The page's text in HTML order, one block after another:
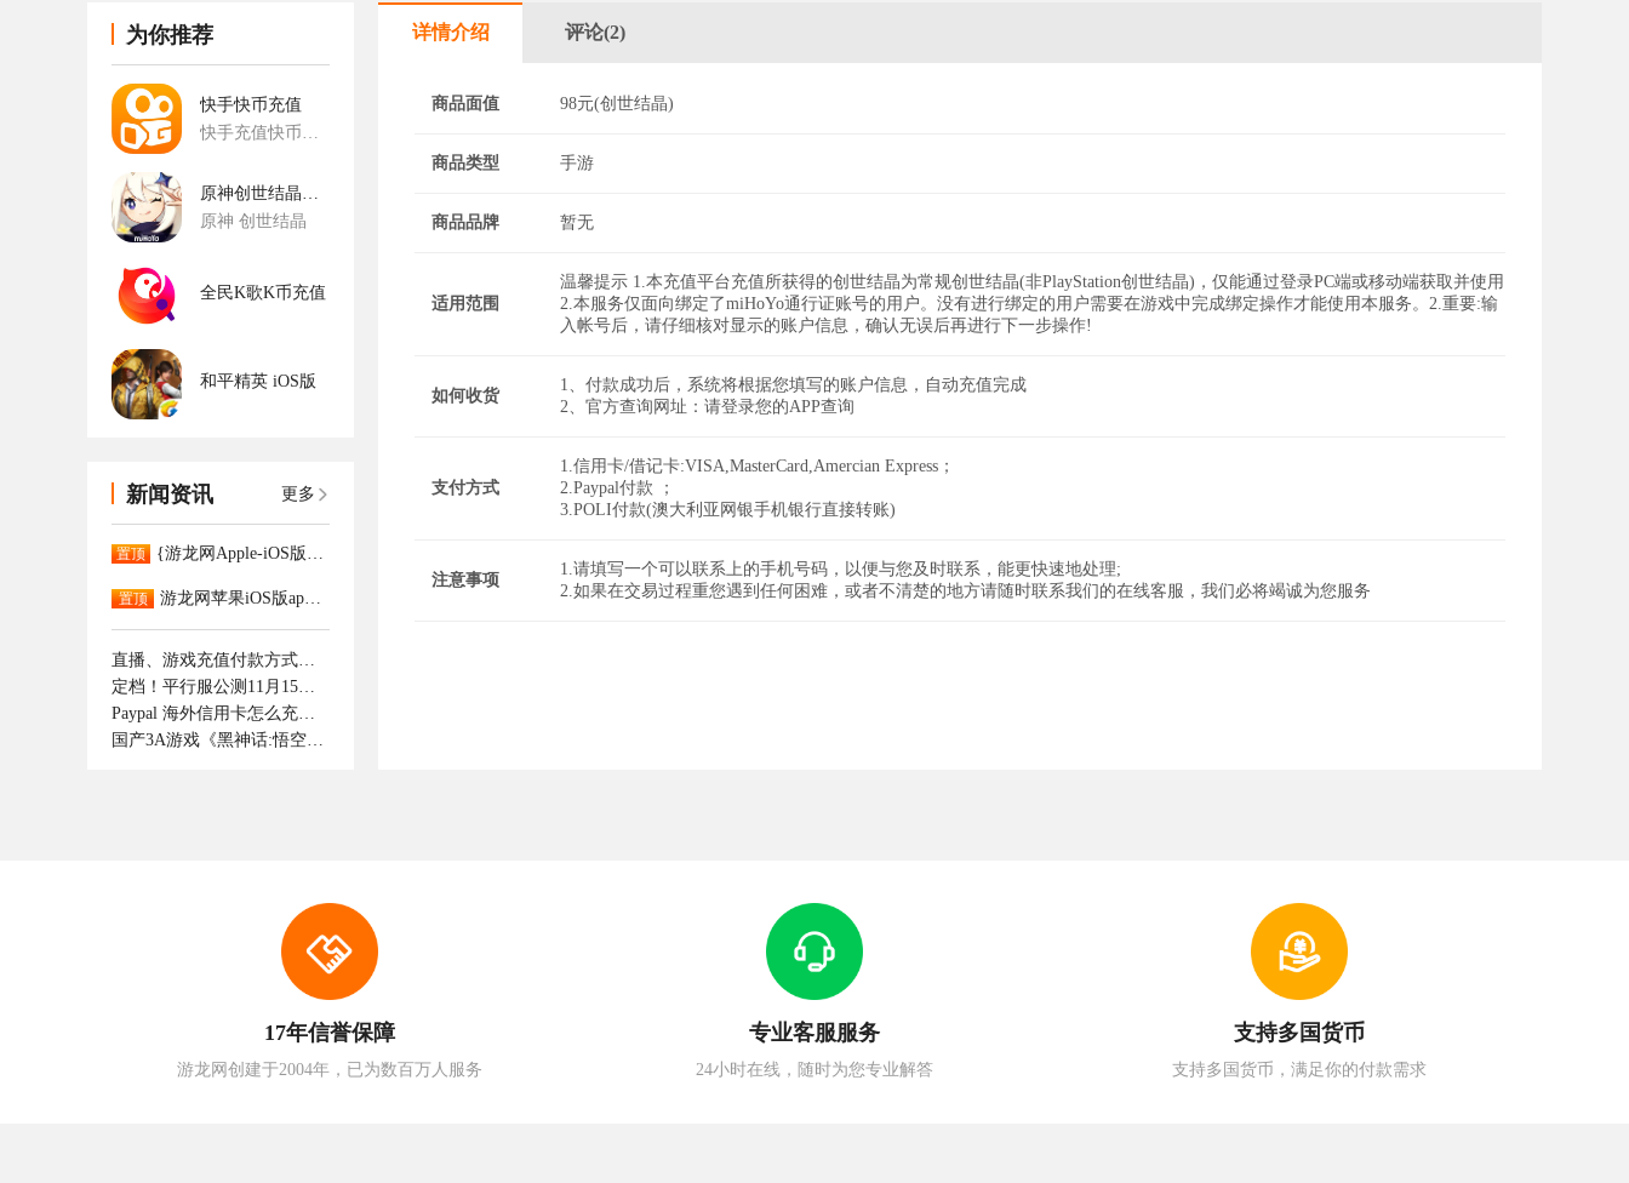
为你推荐
快手快币充值
原神 创世结晶
全民K歌K币充值
和平精英 iOS版
新闻资讯 更多
置顶 {游龙网Apple-iOS版App已正式上架。APP充值更大优惠！！！！
置顶 游龙网苹果iOS版app下载
直播、游戏充值付款方式支持那些呢！如何付款成功。
定档！平行服公测11月15日开启，逆转时光重逢最初的江湖！
Paypal 海外信用卡怎么充值抖音钻石
国产3A游戏《黑神话:悟空》正式上线
详情介绍 评论(2)
商品面值 98元(创世结晶)
商品类型 手游
商品品牌 暂无
适用范围
温馨提示 1.本充值平台充值所获得的创世结晶为常规创世结晶(非PlayStation创世结晶)，仅能通过登录PC端或移动端获取并使用
2.本服务仅面向绑定了miHoYo通行证账号的用户。没有进行绑定的用户需要在游戏中完成绑定操作才能使用本服务。2.重要:输
入帐号后，请仔细核对显示的账户信息，确认无误后再进行下一步操作!
如何收货
1、付款成功后，系统将根据您填写的账户信息，自动充值完成
2、官方查询网址：请登录您的APP查询
支付方式
1.信用卡/借记卡:VISA,MasterCard,Amercian Express；
2.Paypal付款 ；
3.POLI付款(澳大利亚网银手机银行直接转账)
注意事项
1.请填写一个可以联系上的手机号码，以便与您及时联系，能更快速地处理;
2.如果在交易过程重您遇到任何困难，或者不清楚的地方请随时联系我们的在线客服，我们必将竭诚为您服务
17年信誉保障
游龙网创建于2004年，已为数百万人服务
专业客服服务
24小时在线，随时为您专业解答
支持多国货币
支持多国货币，满足你的付款需求